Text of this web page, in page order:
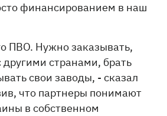
финансированием в наш
ПВО. Нужно заказывать,
другими странами, брать
свои заводы, - сказал
что партнеры понимают
в собственном